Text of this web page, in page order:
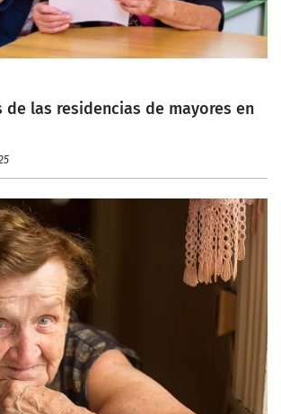
de las residencias de mayores en